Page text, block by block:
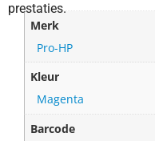
prestaties.
Merk
Pro-HP
Kleur
Magenta
Barcode